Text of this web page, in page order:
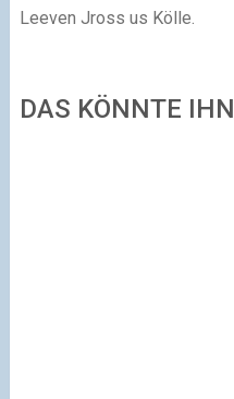
Leeven Jross us Kölle.
DAS KÖNNTE